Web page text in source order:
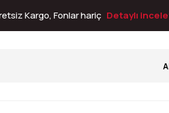
Kargo, Fonlar hariç Detaylı